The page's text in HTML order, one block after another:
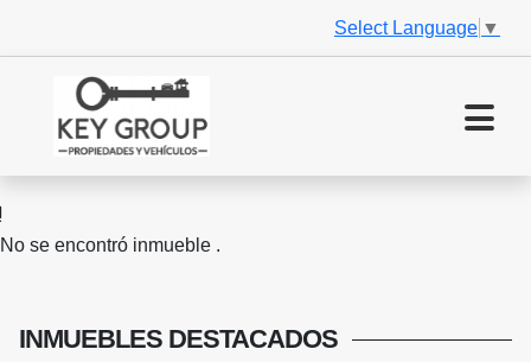
Select Language ▼
No se encontró inmueble .
INMUEBLES DESTACADOS